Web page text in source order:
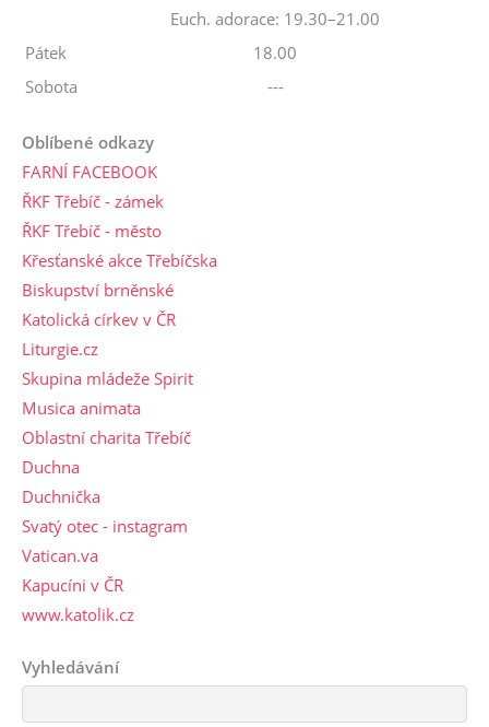
Euch. adorace: 19.30–21.00
Pátek
18.00
Sobota
---
Oblíbené odkazy
FARNÍ FACEBOOK
ŘKF Třebíč - zámek
ŘKF Třebíč - město
Křesťanské akce Třebíčska
Biskupství brněnské
Katolická církev v ČR
Liturgie.cz
Skupina mládeže Spirit
Musica animata
Oblastní charita Třebíč
Duchna
Duchnička
Svatý otec - instagram
Vatican.va
Kapucíni v ČR
www.katolik.cz
Vyhledávání